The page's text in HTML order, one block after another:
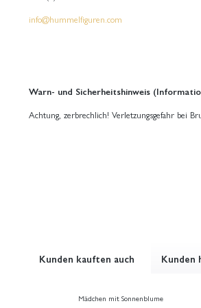
info@hummelfiguren.com
Warn- und Sicherheitshinweis
Achtung, zerbrechlich! Verletzungsgefahr bei
Kunden kauften auch Kunden
Mädchen mit Sonnenblume